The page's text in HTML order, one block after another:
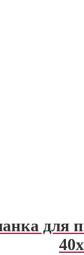
для